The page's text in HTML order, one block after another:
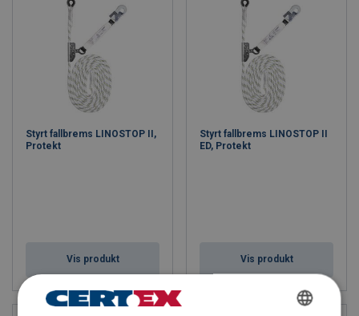
Styrt fallbrems LINOSTOP II,
Protekt
Vis produkt
Styrt fallbrems LINOSTOP II
ED, Protekt
Vis produkt